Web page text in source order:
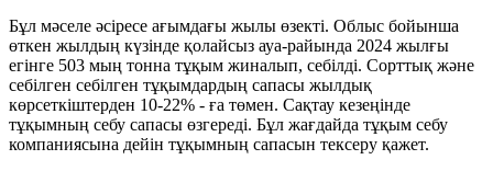
Бұл мәселе әсіресе ағымдағы жылы өзекті. Облыс бойынша
өткен жылдың күзінде қолайсыз ауа-райында 2024 жылғы
егінге 503 мың тонна тұқым жиналып, себілді. Сорттық және
себілген себілген тұқымдардың сапасы жылдық
көрсеткіштерден 10-22% - ға төмен. Сақтау кезеңінде
тұқымның себу сапасы өзгереді. Бұл жағдайда тұқым себу
компаниясына дейін тұқымның сапасын тексеру қажет.